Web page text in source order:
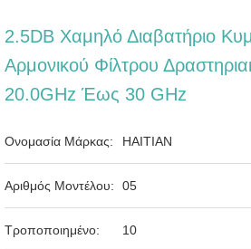
2.5DB Χαμηλό Διαβατήριο
Αρμονικού Φίλτρου
20.0GHz Έως 30 GHz
Ονομασία Μάρκας: HAITIAN
Αριθμός Μοντέλου: 05
Τροποποιημένο: 10